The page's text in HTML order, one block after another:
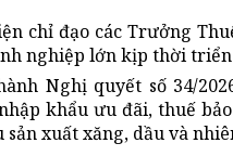
chỉ đạo các Trưởng
nghiệp lớn kịp thời
Nghị quyết số 34/
khẩu ưu đãi, thuế
xuất xăng, dầu và